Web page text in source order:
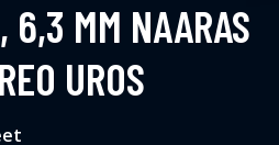
MM NAARAS
UROS